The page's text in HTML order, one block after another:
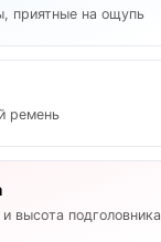
приятные на ощупь
ремень
высота подголовника